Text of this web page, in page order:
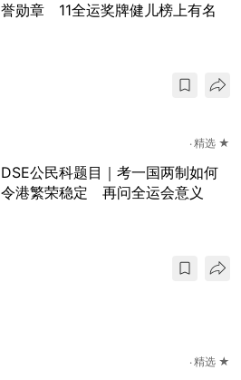
誉勋章 11全运奖牌健儿榜上有名
精选 ★
DSE公民科题目｜考一国两制如何
令港繁荣稳定 再问全运会意义
精选 ★